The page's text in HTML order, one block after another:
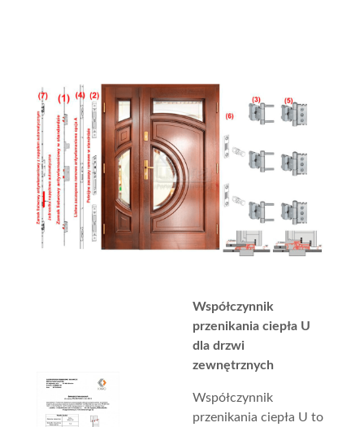
Współczynnik
przenikania ciepła U
dla drzwi
zewnętrznych
Współczynnik
przenikania ciepła U to